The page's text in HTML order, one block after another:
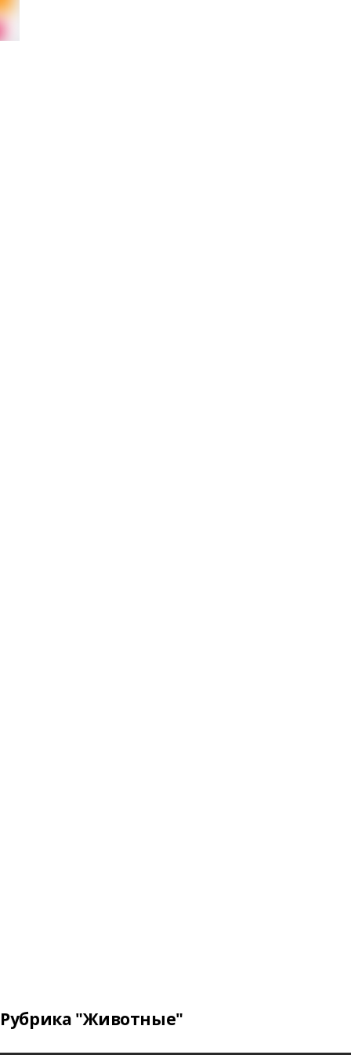
Рубрика "Животные"